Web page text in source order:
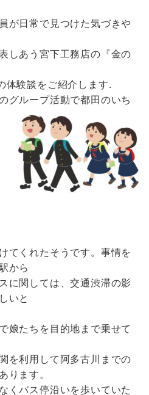
が日常で見つけた気づきや
しあう宮下工務店の『金の
体験談をご紹介します.
グループ活動で都田のいち
てくれたそうです。事情を
から
に関しては、交通渋滞の影
いと
娘たちを目的地まで乗せて
を利用して阿多古川までの
ります。
くバス停沿いを歩いていた